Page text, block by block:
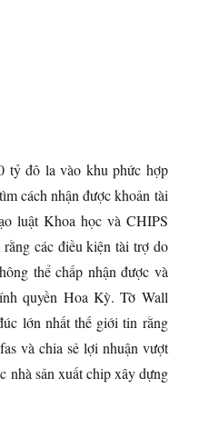
tỷ đô la vào khu phức hợp
cách nhận được khoản tài
luật Khoa học và CHIPS
các điều kiện tài trợ do
thể chấp nhận được và
quyền Hoa Kỳ. Tờ Wall
lớn nhất thế giới tin rằng
và chia sẻ lợi nhuận vượt
nhà sản xuất chip xây dựng